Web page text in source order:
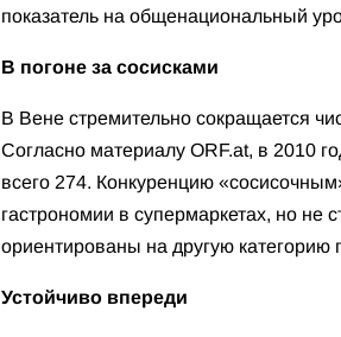
показатель на общенациональный
В погоне за сосисками
В Вене стремительно сокращается
Согласно материалу ORF.at, в 2010
всего 274. Конкуренцию
гастрономии в супермаркетах, но
ориентированы на другую категорию
Устойчиво впереди